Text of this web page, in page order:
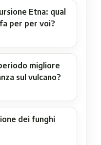
Etna: qual
per per voi?
migliore
sul vulcano?
dei funghi